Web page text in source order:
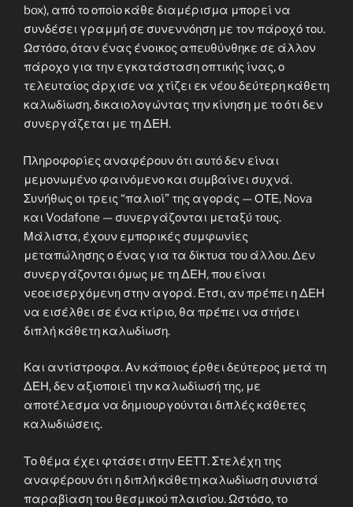
box), από το οποίο κάθε διαμέρισμα μπορεί να
συνδέσει γραμμή σε συνεννόηση με τον πάροχό του.
Ωστόσο, όταν ένας ένοικος απευθύνθηκε σε άλλον
πάροχο για την εγκατάσταση οπτικής ίνας, ο
τελευταίος άρχισε να χτίζει εκ νέου δεύτερη κάθετη
καλωδίωση, δικαιολογώντας την κίνηση με το ότι δεν
συνεργάζεται με τη ΔΕΗ.
Πληροφορίες αναφέρουν ότι αυτό δεν είναι
μεμονωμένο φαινόμενο και συμβαίνει συχνά.
Συνήθως οι τρεις “παλιοί” της αγοράς — ΟΤΕ, Nova
και Vodafone — συνεργάζονται μεταξύ τους.
Μάλιστα, έχουν εμπορικές συμφωνίες
μεταπώλησης ο ένας για τα δίκτυα του άλλου. Δεν
συνεργάζονται όμως με τη ΔΕΗ, που είναι
νεοεισερχόμενη στην αγορά. Έτσι, αν πρέπει η ΔΕΗ
να εισέλθει σε ένα κτίριο, θα πρέπει να στήσει
διπλή κάθετη καλωδίωση.
Και αντίστροφα. Αν κάποιος έρθει δεύτερος μετά τη
ΔΕΗ, δεν αξιοποιεί την καλωδίωσή της, με
αποτέλεσμα να δημιουργούνται διπλές κάθετες
καλωδιώσεις.
Το θέμα έχει φτάσει στην ΕΕΤΤ. Στελέχη της
αναφέρουν ότι η διπλή κάθετη καλωδίωση συνιστά
παραβίαση του θεσμικού πλαισίου. Ωστόσο, το